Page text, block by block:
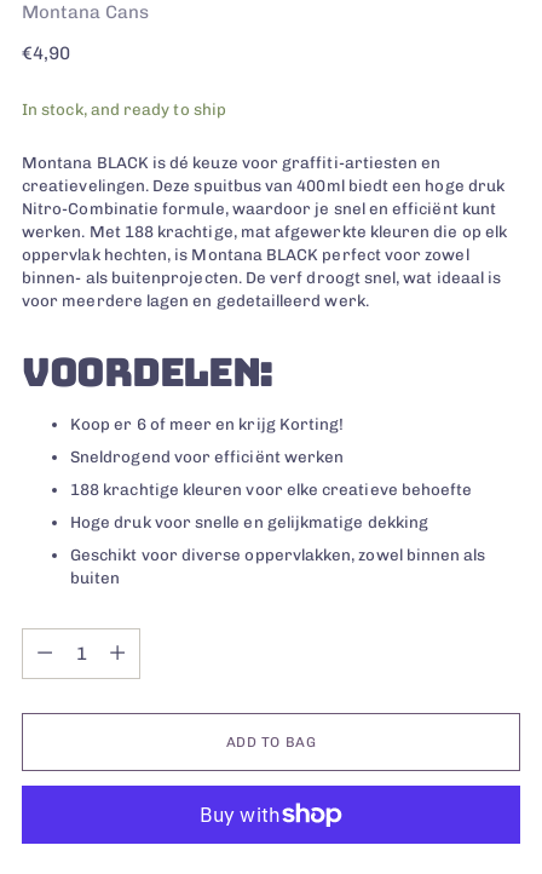
Montana Cans
Regular
€4,90
In stock, and ready to ship
Montana BLACK is dé keuze voor graffiti-artiesten en
creatievelingen. Deze spuitbus van 400ml biedt een hoge druk
Nitro-Combinatie formule, waardoor je snel en efficiënt kunt
werken. Met 188 krachtige, mat afgewerkte kleuren die op elk
oppervlak hechten, is Montana BLACK perfect voor zowel
binnen- als buitenprojecten. De verf droogt snel, wat ideaal is
voor meerdere lagen en gedetailleerd werk.
VOORDELEN:
Koop er 6 of meer en krijg Korting!
Sneldrogend voor efficiënt werken
188 krachtige kleuren voor elke creatieve behoefte
Hoge druk voor snelle en gelijkmatige dekking
Geschikt voor diverse oppervlakken, zowel binnen als
buiten
Quantity
Quantity
ADD TO BAG